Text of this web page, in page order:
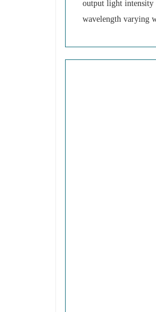
output light intensity
wavelength varying